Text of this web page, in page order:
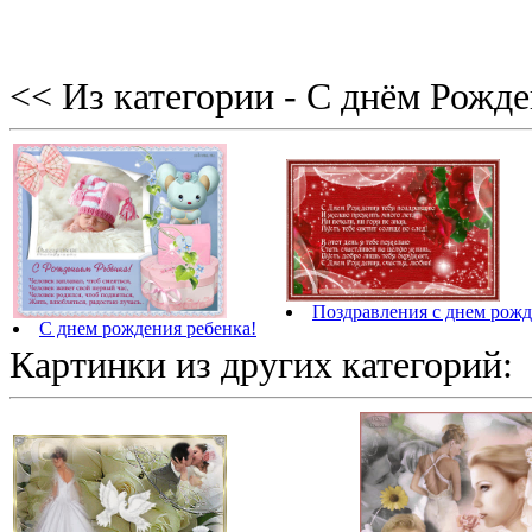
<< Из категории - С днём
С днем рождения ребенка!
Поздравления с днем
Картинки из других категорий: